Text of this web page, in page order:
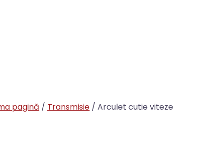
pagină / Transmisie / Arculet cutie viteze